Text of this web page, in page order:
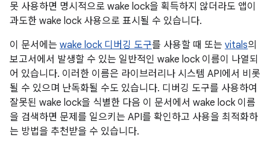
못 사용하면 명시적으로 wake lock을 획득하지 않더라도 앱이
과도한 wake lock 사용으로 표시될 수 있습니다.
이 문서에는 wake lock 디버깅 도구를 사용할 때 또는 vitals의
보고서에서 발생할 수 있는 일반적인 wake lock 이름이 나열되
어 있습니다. 이러한 이름은 라이브러리나 시스템 API에서 비롯
될 수 있으며 난독화될 수도 있습니다. 디버깅 도구를 사용하여
잘못된 wake lock을 식별한 다음 이 문서에서 wake lock 이름
을 검색하면 문제를 일으키는 API를 확인하고 사용을 최적화하
는 방법을 추천받을 수 있습니다.